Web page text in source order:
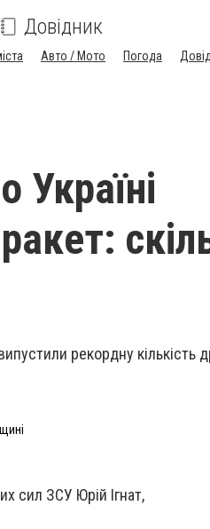
Довідник
Авто / Мото Погода
Україні
рекордну кількість
сил ЗСУ Юрій Ігнат,